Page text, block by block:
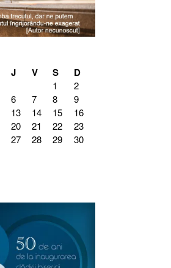
J V S D
1
2
6 7 8
9
13 14 15
16
20 21 22
23
27 28 29
30